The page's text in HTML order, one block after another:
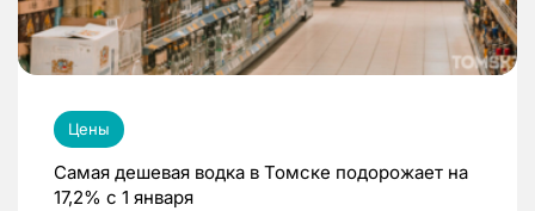
Цены
Самая дешевая водка в Томске подорожает на
17,2% с 1 января